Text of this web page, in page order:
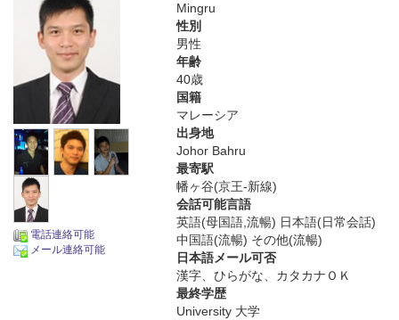
電話連絡可能
メール連絡可能
Mingru
性別
男性
年齢
40歳
国籍
マレーシア
出身地
Johor Bahru
最寄駅
幡ヶ谷(京王-新線)
会話可能言語
英語(母国語,流暢) 日本語(日常会話)
中国語(流暢) その他(流暢)
日本語メール可否
漢字、ひらがな、カタカナＯＫ
最終学歴
University 大学